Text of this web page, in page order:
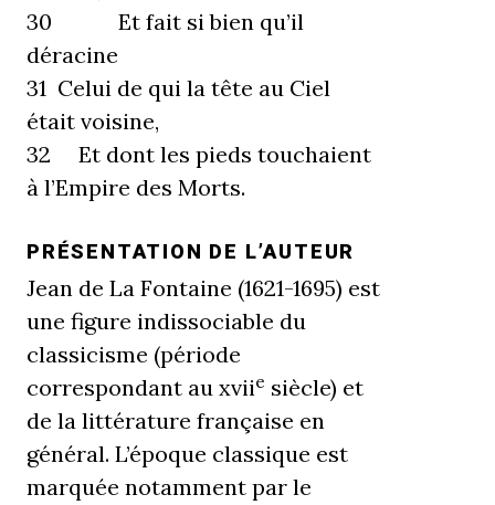
30 Et fait si bien qu’il
déracine
31 Celui de qui la tête au Ciel
était voisine,
32 Et dont les pieds touchaient
à l’Empire des Morts.
PRÉSENTATION DE L’AUTEUR
Jean de La Fontaine (1621-1695) est
une figure indissociable du
classicisme (période
correspondant au xviie siècle) et
de la littérature française en
général. L’époque classique est
marquée notamment par le